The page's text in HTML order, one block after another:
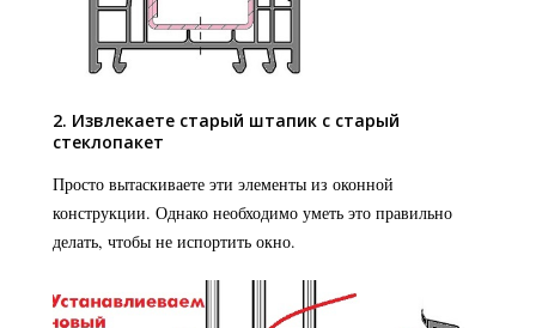
2. Извлекаете старый штапик с старый
стеклопакет
Просто вытаскиваете эти элементы из оконной
конструкции. Однако необходимо уметь это правильно
делать, чтобы не испортить окно.